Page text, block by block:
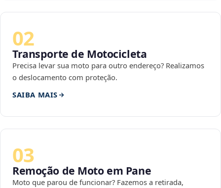
02
Transporte de Motocicleta
Precisa levar sua moto para outro endereço? Realizamos
o deslocamento com proteção.
SAIBA MAIS
03
Remoção de Moto em Pane
Moto que parou de funcionar? Fazemos a retirada,